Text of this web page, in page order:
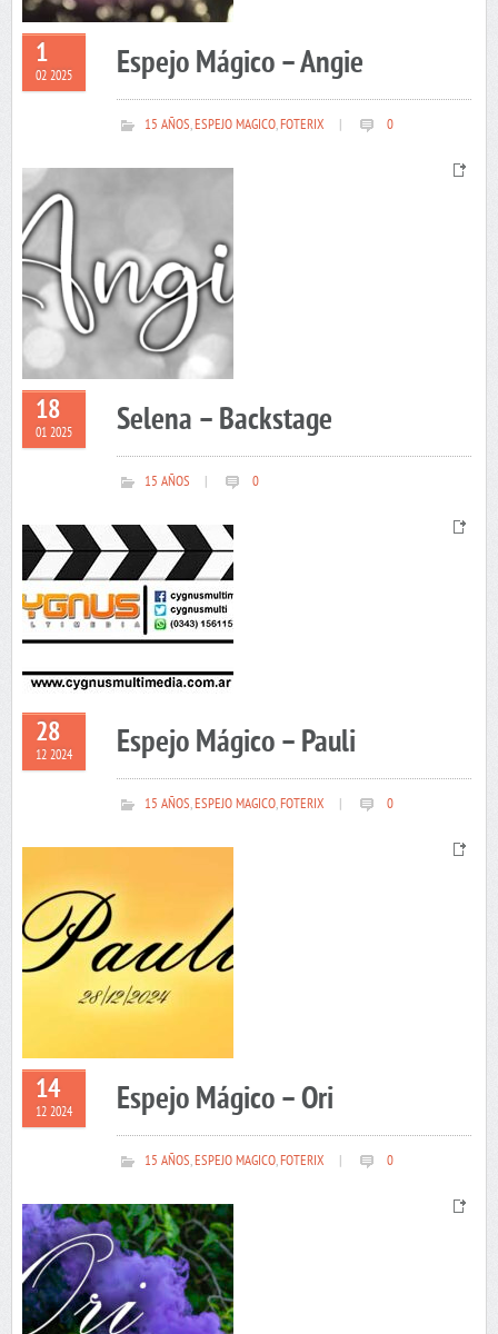
1
02 2025 Espejo Mágico – Angie
15 AÑOS,ESPEJO MAGICO,FOTERIX 0
18
01 2025 Selena – Backstage
15 AÑOS 0
28
12 2024 Espejo Mágico – Pauli
15 AÑOS,ESPEJO MAGICO,FOTERIX 0
14
12 2024 Espejo Mágico – Ori
15 AÑOS,ESPEJO MAGICO,FOTERIX 0